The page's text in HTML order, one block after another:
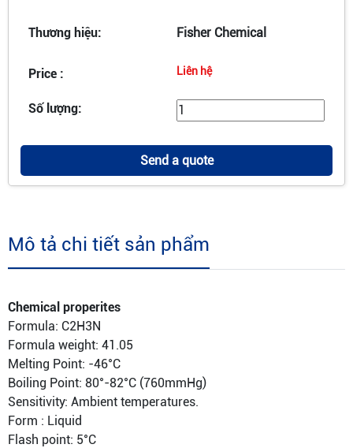
Thương hiệu: Fisher Chemical
Price : Liên hệ
Số lượng:
Send a quote
Mô tả chi tiết sản phẩm
Chemical properites
Formula: C2H3N
Formula weight: 41.05
Melting Point: -46°C
Boiling Point: 80°-82°C (760mmHg)
Sensitivity: Ambient temperatures.
Form : Liquid
Flash point: 5°C